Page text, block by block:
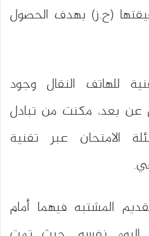
(ح.ز) بهدف الحصول
للهاتف النقال وجود
عن بعد، مكنت من تبادل
الامتحان عبر تقنية
المشتبه فيهما أمام